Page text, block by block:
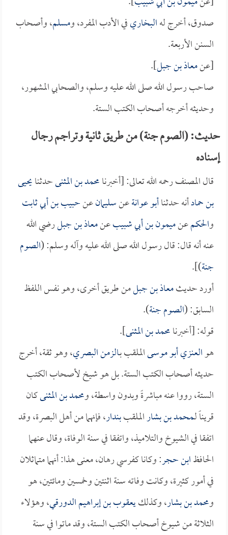
صدوق، أخرج لهالبخاريفي الأدب المفرد، ومسلم، وأصحاب
السنن الأربعة.
[عنمعاذ بن جبل].
صاحب رسول الله صلى الله عليه وسلم، والصحابي المشهور،
وحديثه أخرجه أصحاب الكتب الستة.
حديث: (الصوم جنة) من طريق ثانية وتراجم رجال
إسناده
قال المصنف رحمه الله تعالى: [أخبرنامحمد بن المثنىحدثنايحيى
بن حمادأنه حدثناأبو عوانةعنسليمانعنحبيب بن أبي ثابت
والحكمعنميمون بن أبي شبيبعنمعاذ بن جبلرضي الله
عنه أنه قال: قال رسول الله صلى الله عليه وآله وسلم: (الصوم
جنة)].
أورد حديثمعاذ بن جبلمن طريق أخرى، وهو نفس اللفظ
السابق: (الصوم جنة).
قوله: [أخبرنامحمد بن المثنى].
هوالعنزي أبو موسىالملقب بـالزمن البصري، وهو ثقة، أخرج
حديثه أصحاب الكتب الستة. بل هو شيخ لأصحاب الكتب
الستة، رووا عنه مباشرةً وبدون واسطة، ومحمد بن المثنىكان
قريناً لـمحمد بن بشارالملقببندار، فإنهما من أهل البصرة، وقد
اتفقا في الشيوخ والتلاميذ، واتفقا في سنة الوفاة، وقال عنهما
الحافظابن حجر: وكانا كفرسي رهان، معنى هذا: أنهما متماثلان
في أمور كثيرة، وكانت وفاته سنة اثنتين وخمسين ومائتين، هو
ومحمد بن بشار، وكذلكيعقوب بن إبراهيم الدورقي، وهؤلاء
الثلاثة من شيوخ أصحاب الكتب الستة، وقد ماتوا في سنة